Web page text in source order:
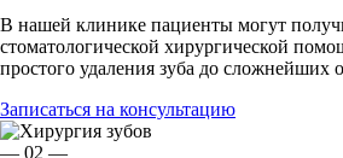
В нашей клинике пациенты могут
стоматологической хирургической
простого удаления зуба до сложнейших
Записаться на консультацию
— 02 —